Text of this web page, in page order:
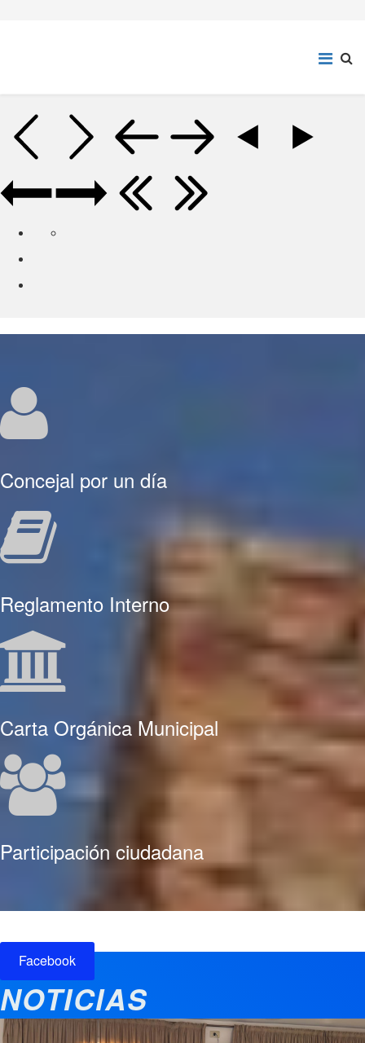
Concejal por un día
Reglamento Interno
Carta Orgánica Municipal
Participación ciudadana
Facebook
NOTICIAS